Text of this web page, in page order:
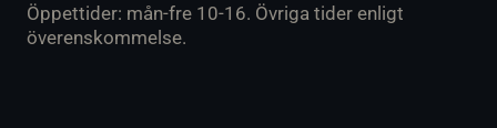
Öppettider: mån-fre 10-16. Övriga tider enligt
överenskommelse.